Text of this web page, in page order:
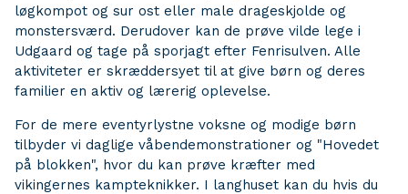
løgkompot og sur ost eller male drageskjolde og
monstersværd. Derudover kan de prøve vilde lege i
Udgaard og tage på sporjagt efter Fenrisulven. Alle
aktiviteter er skræddersyet til at give børn og deres
familier en aktiv og lærerig oplevelse.
For de mere eventyrlystne voksne og modige børn
tilbyder vi daglige våbendemonstrationer og "Hovedet
på blokken", hvor du kan prøve kræfter med
vikingernes kampteknikker. I langhuset kan du hvis du